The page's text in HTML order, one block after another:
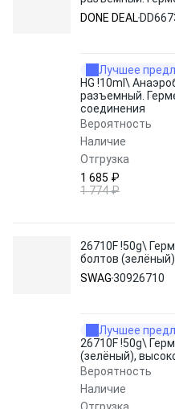
соединения
DONE DEAL
Лучшее
HG !10ml\
разъемный.
соединения
Вероятность
Наличие
Отгрузка
1 685 ₽
1 774 ₽
26710F !50g\
болтов
SWAG30926710
Лучшее
26710F !50g\
(зелёный),
Вероятность
Наличие